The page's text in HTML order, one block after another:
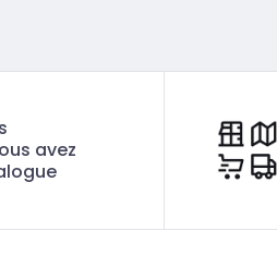
avez